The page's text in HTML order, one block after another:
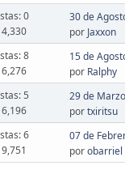
0
30 de
por Jaxxon
8
15 de
por Ralphy
5
29 de
portxiritsu
6
07 de
porobarriel